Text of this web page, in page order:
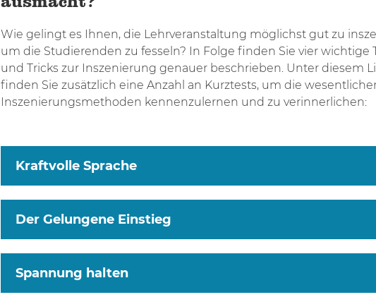
Wie gelingt es Ihnen, die Lehrveranstaltung möglichst gut zu
um die Studierenden zu fesseln? In Folge finden Sie vier wichtige
und Tricks zur Inszenierung genauer beschrieben. Unter diesem
finden Sie zusätzlich eine Anzahl an Kurztests, um die
Inszenierungsmethoden kennenzulernen und zu verinnerlichen:
Kraftvolle Sprache
Der Gelungene Einstieg
Spannung halten